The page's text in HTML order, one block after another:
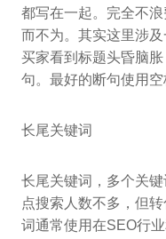
都写在一起。完全不
而不为。其实这里涉
买家看到标题头昏脑
句。最好的断句使用空
长尾关键词
长尾关键词，多个关
点搜索人数不多，但
词通常使用在SEO行